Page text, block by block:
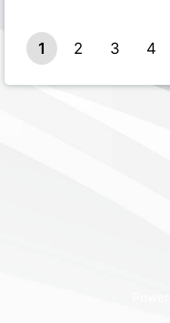
1 2 3
4